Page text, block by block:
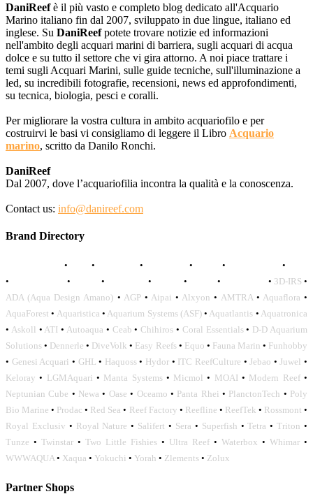
DaniReefè il più vasto e completo blog dedicato all'Acquario
Marino italiano fin dal 2007, sviluppato in due lingue, italiano ed
inglese. Su DaniReefpotete trovare notizie ed informazioni
nell'ambito degli acquari marini di barriera, sugli acquari di acqua
dolce e su tutto il settore che vi gira attorno. A noi piace trattare i
temi sugli Acquari Marini, sulle guide tecniche, sull'illuminazione a
led, su incredibili fotografie, recensioni, news ed approfondimenti,
su tecnica, biologia, pesci e coralli.
Per migliorare la vostra cultura in ambito acquariofilo e per
costruirvi le basi vi consigliamo di leggere il Libro Acquario
marino, scritto da Danilo Ronchi.
DaniReef
Dal 2007, dove l’acquariofilia incontra la qualità e la conoscenza.
Contact us: info@danireef.com
Brand Directory
• • • • • •
•
• • • • • • 3D-IRS •
ADA (Aqua Design Amano) • AGP• Aipai • Alxyon • AMTRA• Aquaflora •
AquaForest • Aquaristica • Aquarium Systems (ASF)• Aquatlantis • Aquatronica
• Askoll • ATI • Autoaqua • Ceab • Chihiros • Coral Essentials• D-D Aquarium
Solutions • Dennerle • DiveVolk • Easy Reefs• Equo • Fauna Marin • Funhobby
• Genesi Acquari • GHL • Haquoss• Hydor • ITC ReefCulture •Jebao •Juwel •
Keloray • LGMAquari • Manta Systems• Micmol • MOAI • Modern Reef•
Neptunian Cube • Newa • Oase • Oceamo • Panta Rhei • PlanctonTech • Poly
Bio Marine • Prodac • Red Sea • Reef Factory • Reefline • ReefTek • Rossmont •
Royal Exclusiv • Royal Nature • Salifert • Sera • Superfish •Tetra •Triton •
Tunze • Twinstar • Two Little Fishies • Ultra Reef • Waterbox • Whimar •
WWWAQUA• Xaqua • Yokuchi • Yorah • Zlements • Zolux
Partner Shops